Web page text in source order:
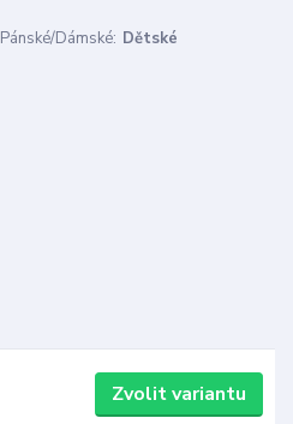
Pánské/Dámské: Dětské
Zvolit variantu